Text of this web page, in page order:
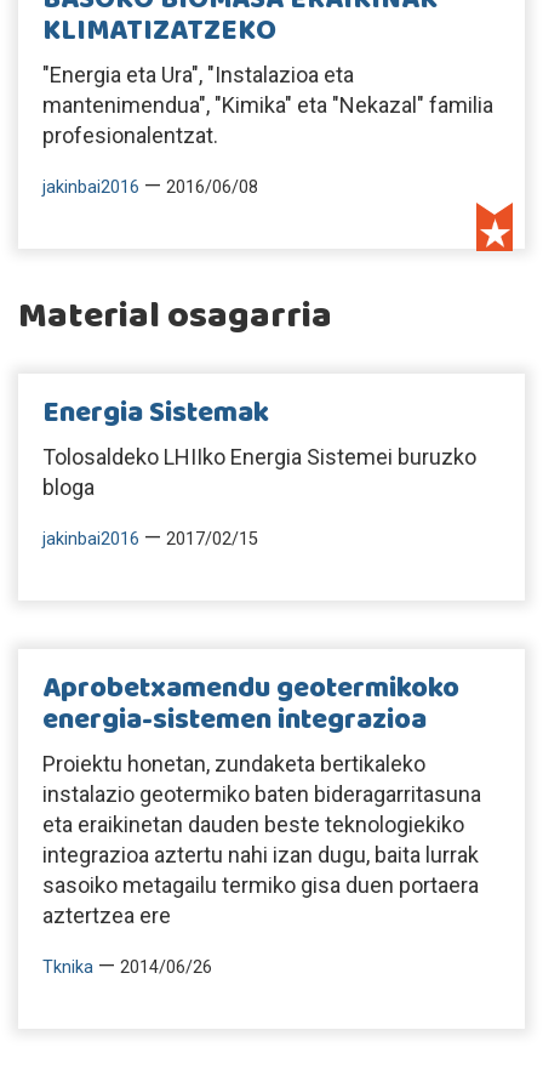
KLIMATIZATZEKO
"Energia eta Ura", "Instalazioa eta
mantenimendua", "Kimika" eta "Nekazal" familia
profesionalentzat.
jakinbai2016 — 2016/06/08
Material osagarria
Energia Sistemak
Tolosaldeko LHIIko Energia Sistemei buruzko
bloga
jakinbai2016 — 2017/02/15
Aprobetxamendu geotermikoko
energia-sistemen integrazioa
Proiektu honetan, zundaketa bertikaleko
instalazio geotermiko baten bideragarritasuna
eta eraikinetan dauden beste teknologiekiko
integrazioa aztertu nahi izan dugu, baita lurrak
sasoiko metagailu termiko gisa duen portaera
aztertzea ere
Tknika — 2014/06/26